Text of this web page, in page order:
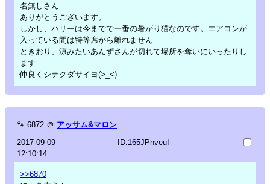
名無しさん
ありがとうございます。
しかし、ハリーは今までで一番の暑がり猫なのです。エアコンが
入っている間は特等席から離れません
ときおり、涼みたいあんずさんが切れて場所を奪いにいったりし
ます
仲良くシテクダサイヨ(>_<)
🐾 6872 ＠ アッサム&マロン
2017-09-09
12:10:14
ID:165JPnveuI
>>6870